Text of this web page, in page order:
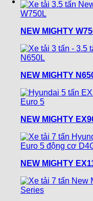
NEW MIGHTY
NEW MIGHTY
NEW MIGHTY
NEW MIGHTY